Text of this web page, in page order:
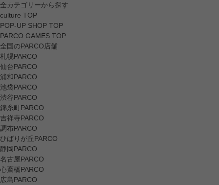
全カテゴリーから探す
culture TOP
POP-UP SHOP TOP
PARCO GAMES TOP
全国のPARCO店舗
札幌PARCO
仙台PARCO
浦和PARCO
池袋PARCO
渋谷PARCO
錦糸町PARCO
吉祥寺PARCO
調布PARCO
ひばりが丘PARCO
静岡PARCO
名古屋PARCO
心斎橋PARCO
広島PARCO